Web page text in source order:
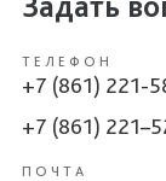
ТЕЛЕФОН
+7 (861) 221-
+7 (861)
ПОЧТА